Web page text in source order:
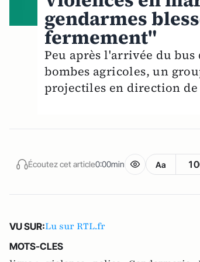
gendarmes
fermement"
Peu après l'arrivée du bus
bombes agricoles, un
projectiles en direction de
Écoutez cet article0:00min Aa
VU SUR:Lu sur RTL.fr
MOTS-CLES